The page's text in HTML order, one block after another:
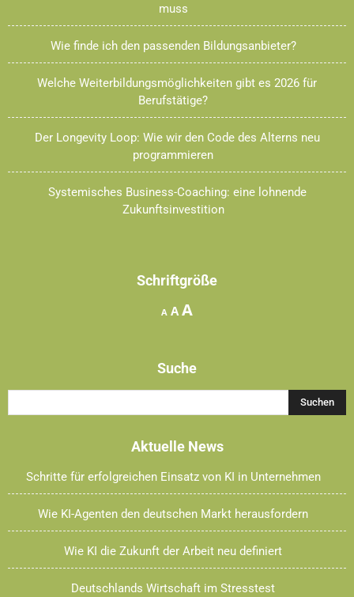
muss
Wie finde ich den passenden Bildungsanbieter?
Welche Weiterbildungsmöglichkeiten gibt es 2026 für
Berufstätige?
Der Longevity Loop: Wie wir den Code des Alterns neu
programmieren
Systemisches Business-Coaching: eine lohnende
Zukunftsinvestition
Schriftgröße
A Decrease
A Reset
AIncrease
Suche
Aktuelle News
Schritte für erfolgreichen Einsatz von KI in Unternehmen
Wie KI-Agenten den deutschen Markt herausfordern
Wie KI die Zukunft der Arbeit neu definiert
Deutschlands Wirtschaft im Stresstest